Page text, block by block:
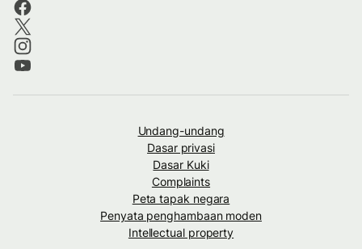
Undang-undang
Dasar privasi
Dasar Kuki
Complaints
Peta tapak negara
Penyata penghambaan moden
Intellectual property